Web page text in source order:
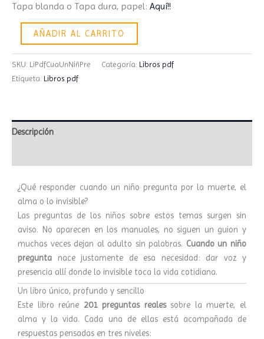
Tapa blanda o Tapa dura, papel: Aquí!!
AÑADIR AL CARRITO
SKU: LiPdfCuaUnNiñPre Categoría: Libros pdf
Etiqueta: Libros pdf
Descripción
¿Qué responder cuando un niño pregunta por la muerte, el
alma o lo invisible?
Las preguntas de los niños sobre estos temas surgen sin
aviso. No aparecen en los manuales, no siguen un guion y
muchas veces dejan al adulto sin palabras. Cuando un niño
pregunta nace justamente de esa necesidad: dar voz y
presencia allí donde lo invisible toca la vida cotidiana.
Un libro único, profundo y sencillo
Este libro reúne 201 preguntas realessobre la muerte, el
alma y la vida. Cada una de ellas está acompañada de
respuestas pensadas en tres niveles: